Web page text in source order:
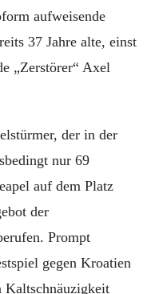
aufweisende
37 Jahre alte, einst
„Zerstörer“ Axel
der in der
nur 69
auf dem Platz
der
Prompt
gegen Kroatien